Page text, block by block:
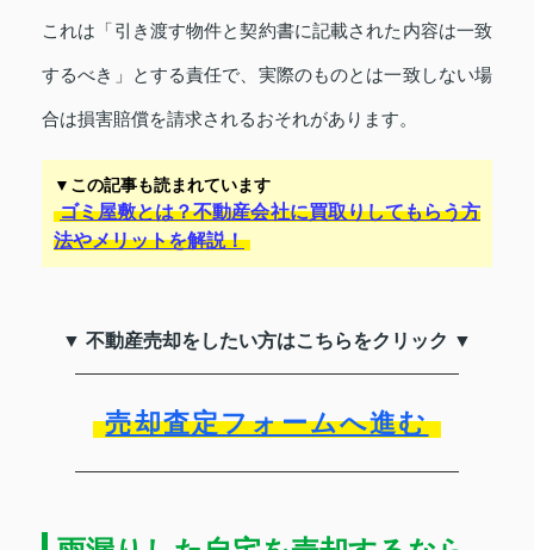
これは「引き渡す物件と契約書に記載された内容は一致
するべき」とする責任で、実際のものとは一致しない場
合は損害賠償を請求されるおそれがあります。
▼この記事も読まれています
ゴミ屋敷とは？不動産会社に買取りしてもらう方
法やメリットを解説！
▼ 不動産売却をしたい方はこちらをクリック ▼
売却査定フォームへ進む